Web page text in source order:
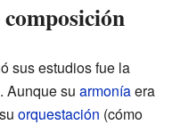
sus estudios fue la
Aunque su armoníaera
orquestación (cómo